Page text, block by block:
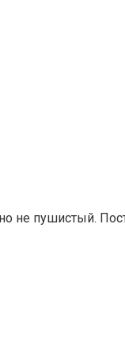
не пушистый.